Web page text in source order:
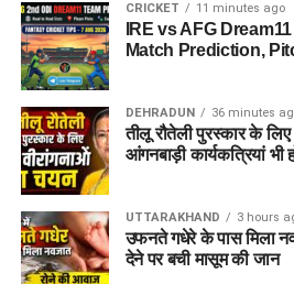
CRICKET 11 minutes ago
IRE vs AFG
Match Prediction,
DEHRADUN 36 minutes
तीलू रौतेली पुरस्कार के
आंगनबाड़ी कार्यकत्रियां भी
UTTARAKHAND 3 hours
उफनते गधेरे के पास मिला
देने पर बची मासूम की जान